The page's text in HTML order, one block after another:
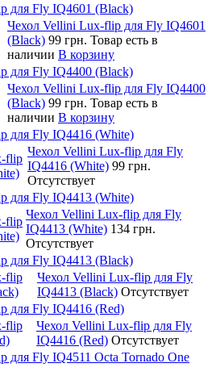
для Fly IQ4601 (Black)
Чехол Vellini Lux-flip для Fly IQ4601
(Black) 99 грн. Товар есть в
наличии В корзину
для Fly IQ4400 (Black)
Чехол Vellini Lux-flip для Fly IQ4400
(Black) 99 грн. Товар есть в
наличии В корзину
для Fly IQ4416 (White)
Чехол Vellini Lux-flip для Fly
IQ4416 (White) 99 грн.
Отсутствует
для Fly IQ4413 (White)
Чехол Vellini Lux-flip для Fly
IQ4413 (White) 134 грн.
Отсутствует
для Fly IQ4413 (Black)
Чехол Vellini Lux-flip для Fly
IQ4413 (Black) Отсутствует
для Fly IQ4416 (Red)
Чехол Vellini Lux-flip для Fly
IQ4416 (Red) Отсутствует
для Fly IQ4511 Octa Tornado One